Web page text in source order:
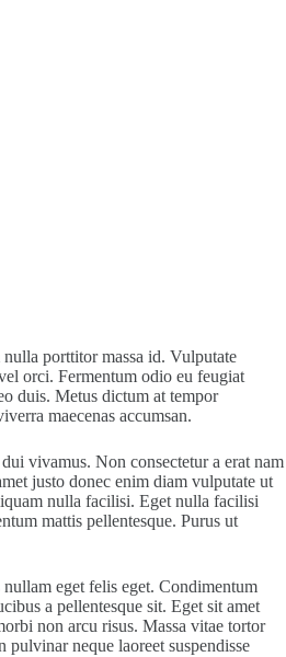
porttitor massa id. Vulputate
orci. Fermentum odio eu feugiat
duis. Metus dictum at tempor
maecenas accumsan.
vivamus. Non consectetur a erat nam
justo donec enim diam vulputate ut
nulla facilisi. Eget nulla facilisi
mattis pellentesque. Purus ut
eget felis eget. Condimentum
a pellentesque sit. Eget sit amet
non arcu risus. Massa vitae tortor
neque laoreet suspendisse